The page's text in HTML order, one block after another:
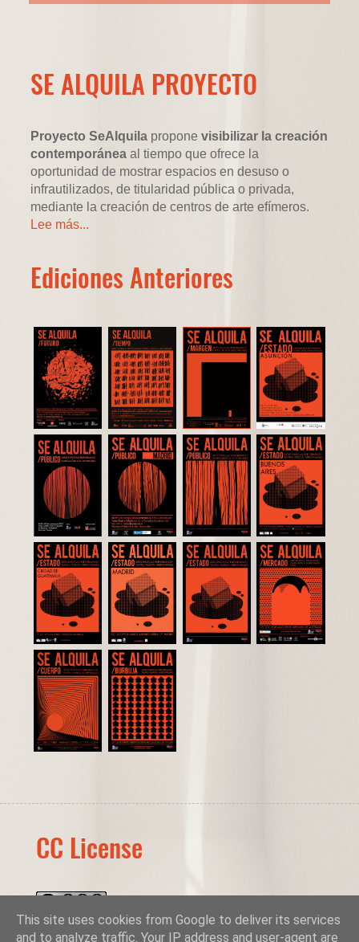
SE ALQUILA PROYECTO
Proyecto SeAlquila proponevisibilizar la creación
contemporánea al tiempo que ofrece la
oportunidad de mostrar espacios en desuso o
infrautilizados, de titularidad pública o privada,
mediante la creación de centros de arte efímeros.
Lee más...
Ediciones Anteriores
CC License
SeAlquila Proyecto by
A.C. Entresijos y La Cosa
This site uses cookies from Google to deliver its services
and to analyze traffic. Your IP address and user-agent are